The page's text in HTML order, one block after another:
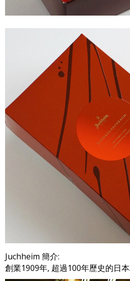
Juchheim 簡介:
創業1909年, 超過100年歷史的日本